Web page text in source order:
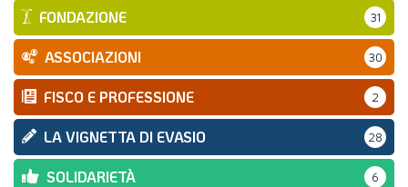
FONDAZIONE 31
ASSOCIAZIONI 30
FISCO E PROFESSIONE 2
LA VIGNETTA DI EVASIO 28
SOLIDARIETÀ 6